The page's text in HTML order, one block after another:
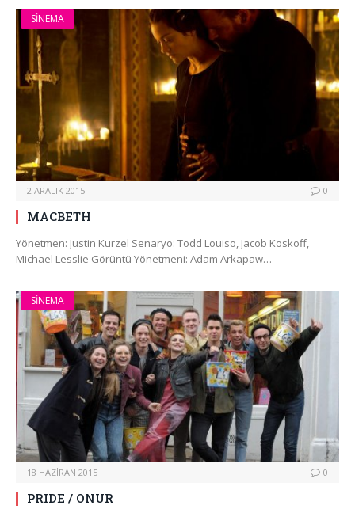
SINEMA
2 ARALIK 2015 0
MACBETH
Yönetmen: Justin Kurzel Senaryo: Todd Louiso, Jacob Koskoff,
Michael Lesslie Görüntü Yönetmeni: Adam Arkapaw…
SINEMA
18 HAZIRAN 2015 0
PRIDE / ONUR